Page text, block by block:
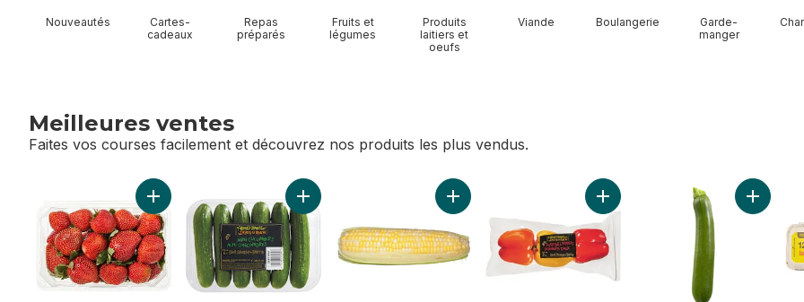
Nouveautés
Cartes-
cadeaux
Repas
préparés
Fruits et
légumes
Produits
laitiers et
oeufs
Viande Boulangerie
Garde-
manger
Meilleures ventes
Faites vos courses facilement et découvrez nos produits les plus vendus.
sauter Meilleures ventes
Ajouter Fraises, 1 lb au panierAjouter Mini concombres au panierAjouter Maïs deux couleurs, maïs en épis au panier
Ajouter Poivrons de serre auAjouter